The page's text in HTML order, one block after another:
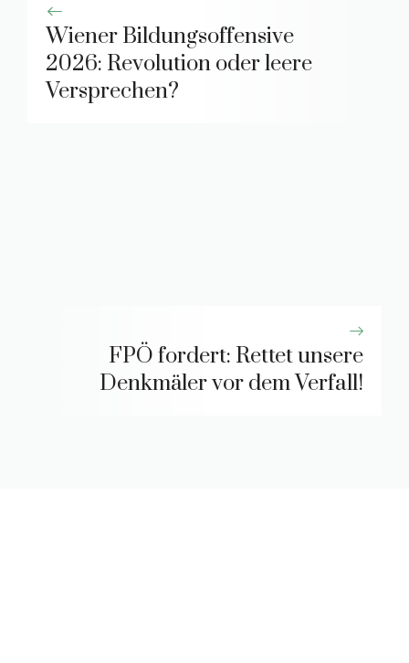
Wiener Bildungsoffensive
2026: Revolution oder leere
Versprechen?
FPÖ fordert: Rettet unsere
Denkmäler vor dem Verfall!